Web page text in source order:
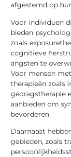
afgestemd op
Voor individuen
bieden
zoals
cognitieve
angsten te
Voor mensen
therapieën zoals
gedragstherapie
aanbieden om
bevorderen.
Daarnaast
gebieden, zoals